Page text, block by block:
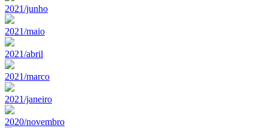
2021/junho
2021/maio
2021/abril
2021/marco
2021/janeiro
2020/novembro